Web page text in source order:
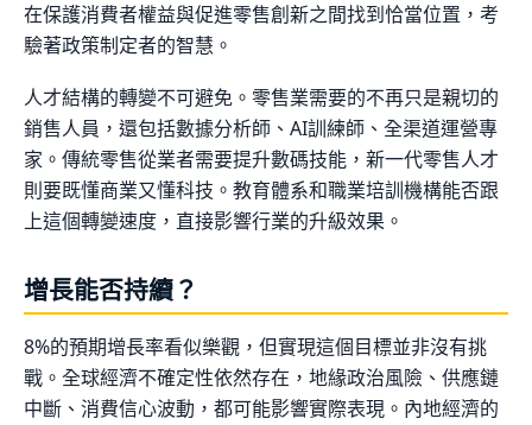
在保護消費者權益與促進零售創新之間找到恰當位置，考
驗著政策制定者的智慧。
人才結構的轉變不可避免。零售業需要的不再只是親切的
銷售人員，還包括數據分析師、AI訓練師、全渠道運營專
家。傳統零售從業者需要提升數碼技能，新一代零售人才
則要既懂商業又懂科技。教育體系和職業培訓機構能否跟
上這個轉變速度，直接影響行業的升級效果。
增長能否持續？
8%的預期增長率看似樂觀，但實現這個目標並非沒有挑
戰。全球經濟不確定性依然存在，地緣政治風險、供應鏈
中斷、消費信心波動，都可能影響實際表現。內地經濟的